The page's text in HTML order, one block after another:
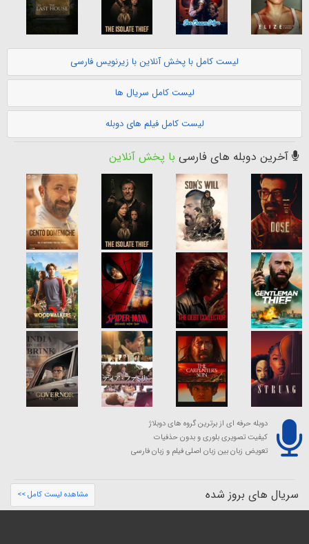
لیست کامل با پخش آنلاین با زیرنویس فارسی
لیست کامل سریال ها
لیست کامل فیلم های دوبله
آخرین دوبله های فارسی با پخش آنلاین
دوبله حرفه ای از برترین گروه های دوبلاژ
کیفیت تصویری بلوری و بدون حذفیات
تعویض زبان بین زبان اصلی فیلم و زبان فارسی
سریال های بروز شده مشاهده لیست کامل >>